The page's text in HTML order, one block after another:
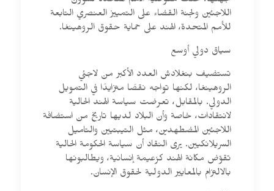
اللاجئين ولجنة القضاء على التمييز العنصري التابعة
للأمم المتحدة، الهند على حماية حقوق الروهينغا.
سياق دولي أوسع
تستضيف بنغلادش العدد الأكبر من لاجئي
الروهينغا، لكنها تواجه نقصًا متزايدًا في التمويل
الدولي. بالمقابل، تعرضت سياسة الهند الحالية
لانتقادات، خاصة وأن البلاد لديها تاريخ من استضافة
اللاجئين المضطهدين، مثل التيبتيين والتاميل
السريلانكيين. يرى النقاد أن سياسة الحكومة الحالية
تقوّض مكانة الهند كزعيمة إنسانية، ويطالبونها
بالالتزام بالمعايير الدولية لحقوق الإنسان.